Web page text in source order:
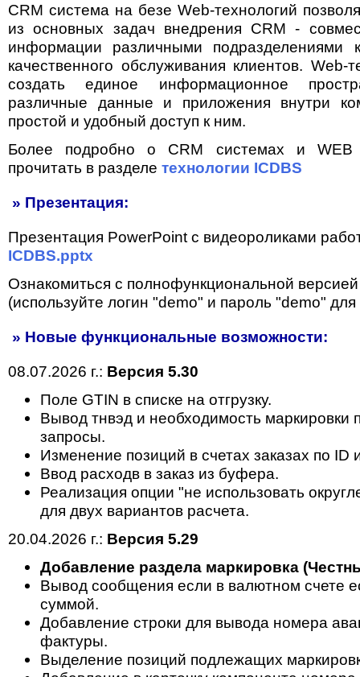
CRM система на безе Web-технологий
из основных задач внедрения CRM -
информации различными подразделениями
качественного обслуживания клиентов. Web-
создать единое информационное
различные данные и приложения внутри
простой и удобный доступ к ним.
Более подробно о CRM системах и WEB
прочитать в разделе технологии ICDBS
» Презентация:
Презентация PowerPoint с видеороликами
ICDBS.pptx
Ознакомиться с полнофункциональной
(используйте логин "demo" и пароль "demo" для
» Новые функциональные возможности:
08.07.2026 г.: Версия 5.30
Поле GTIN в списке на отгрузку.
Вывод тнвэд и необходимость маркировки
запросы.
Изменение позиций в счетах заказах по ID
Ввод расходв в заказ из буфера.
Реализация опции "не использовать
для двух вариантов расчета.
20.04.2026 г.: Версия 5.29
Добавление раздела маркировка
Вывод сообщения если в валютном счете
суммой.
Добавление строки для вывода номера
фактуры.
Выделение позиций подлежащих